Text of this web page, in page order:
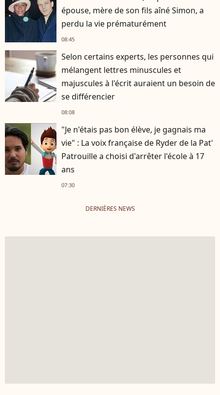
épouse, mère de son fils aîné Simon, a
perdu la vie prématurément
08:45
Selon certains experts, les personnes qui
mélangent lettres minuscules et
majuscules à l'écrit auraient un besoin de
se différencier
08:08
"Je n'étais pas bon élève, je gagnais ma
vie" : La voix française de Ryder de la Pat'
Patrouille a choisi d'arrêter l'école à 17
ans
07:30
DERNIÈRES NEWS